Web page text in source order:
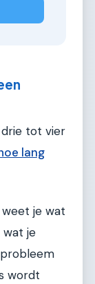
drie tot vier
lang
je wat
wat je
wordt